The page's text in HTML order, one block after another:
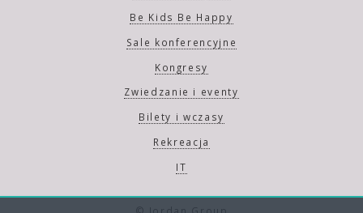
Be Kids Be Happy
Sale konferencyjne
Kongresy
Zwiedzanie i eventy
Bilety i wczasy
Rekreacja
IT
© Jordan Group